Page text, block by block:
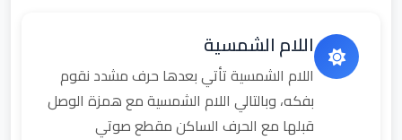
اللام الشمسية
اللام الشمسية تأتي بعدها حرف مشدد نقوم
بفكه، وبالتالي اللام الشمسية مع همزة الوصل
قبلها مع الحرف الساكن مقطع صوتي